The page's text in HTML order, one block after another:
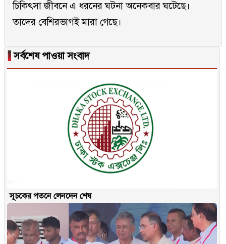
চিকিৎসা জীবনে এ ধরনের ঘটনা অনেকবার ঘটেছে।
তাদের বেশিরভাগই মারা গেছে।
▐সর্বশেষ পাওয়া সংবাদ
সূচকের পতনে লেনদেন শেষ